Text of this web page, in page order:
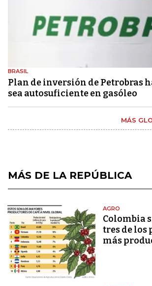
BRASIL
Plan de inversión de Petrobras
sea autosuficiente en gasóleo
MÁS
MÁS DE LA REPÚBLICA
AGRO
Colombia
tres de los
más